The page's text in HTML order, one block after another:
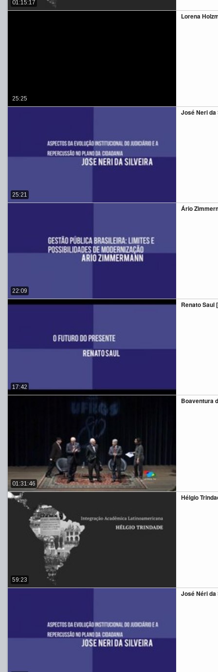
01:15:17
Lorena
25:25
José Neri
25:21
Ário
22:09
Renato Saul
17:42
Boaventura
01:31:46
Hélgio
59:23
José Néri